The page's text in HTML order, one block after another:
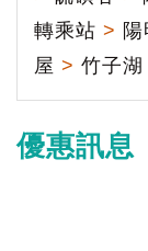
轉乘站 >
屋 > 竹子湖
優惠訊息